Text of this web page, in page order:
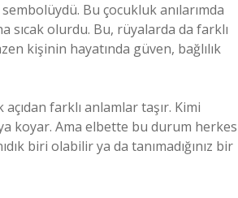
Bu çocukluk anılarımda
olurdu. Bu, rüyalarda da farklı
kişinin hayatında güven, bağlılık
farklı anlamlar taşır. Kimi
koyar. Ama elbette bu durum herkes
biri olabilir ya da tanımadığınız bir